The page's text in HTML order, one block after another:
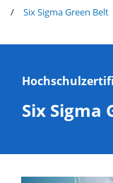
Six Sigma Green Belt
Six Sigma